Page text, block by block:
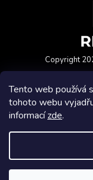
Tento web používá
tohoto webu
informacízde.
Copyright